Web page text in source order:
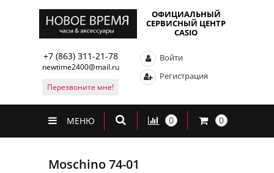
ОФИЦИАЛЬНЫЙ
СЕРВИСНЫЙ ЦЕНТР
CASIO
+7 (863) 311-21-78
newtime2400@mail.ru
Перезвоните мне!
Войти
Регистрация
МЕНЮ 0 0
Moschino 74-01